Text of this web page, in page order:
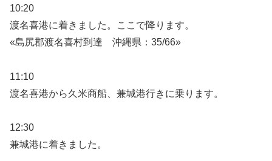
10:20
渡名喜港に着きました。ここで降ります。
«島尻郡渡名喜村到達 沖縄県：35/66»
11:10
渡名喜港から久米商船、兼城港行きに乗ります。
12:30
兼城港に着きました。